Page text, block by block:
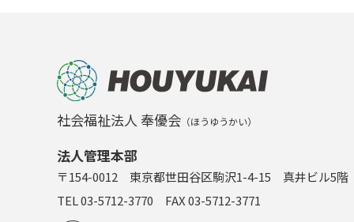
社会福祉法人 奉優会 （ほうゆうかい）
法人管理本部
〒154-0012 東京都世田谷区駒沢1-4-15 真井ビル5階
TEL 03-5712-3770 FAX 03-5712-3771